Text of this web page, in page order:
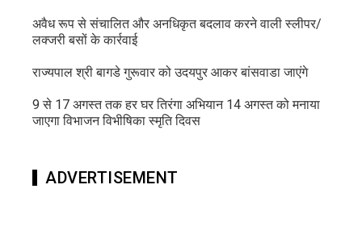
अवैध रूप से संचालित और अनधिकृत बदलाव करने वाली स्लीपर/
लक्जरी बसों के कार्रवाई
राज्यपाल श्री बागडे गुरूवार को उदयपुर आकर बांसवाडा जाएंगे
9 से 17 अगस्त तक हर घर तिरंगा अभियान 14 अगस्त को मनाया
जाएगा विभाजन विभीषिका स्मृति दिवस
ADVERTISEMENT